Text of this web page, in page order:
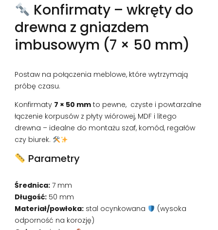
Konfirmaty – wkręty do
drewna z gniazdem
imbusowym (7 × 50 mm)
Postaw na połączenia meblowe, które wytrzymają
próbę czasu.
Konfirmaty 7 × 50 mm to pewne, czyste i powtarzalne
łączenie korpusów z płyty wiórowej, MDF i litego
drewna – idealne do montażu szaf, komód, regałów
czy biurek.
Parametry
Średnica: 7 mm
Długość: 50 mm
Materiał/powłoka: stal ocynkowana
(wysoka
odporność na korozję)